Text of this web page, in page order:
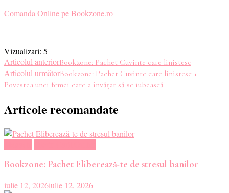
Comanda Online pe Bookzone.ro
Vizualizari: 5
Navigare
în
Articolul anteriorBookzone: Pachet Cuvinte care linistesc
Articolul următorBookzone: Pachet Cuvinte care linistesc +
Povestea unei femei care a învățat să se iubească
Articole recomandate
Bookzone: Pachet Eliberează-te de stresul banilor
iulie 12, 2026iulie 12, 2026